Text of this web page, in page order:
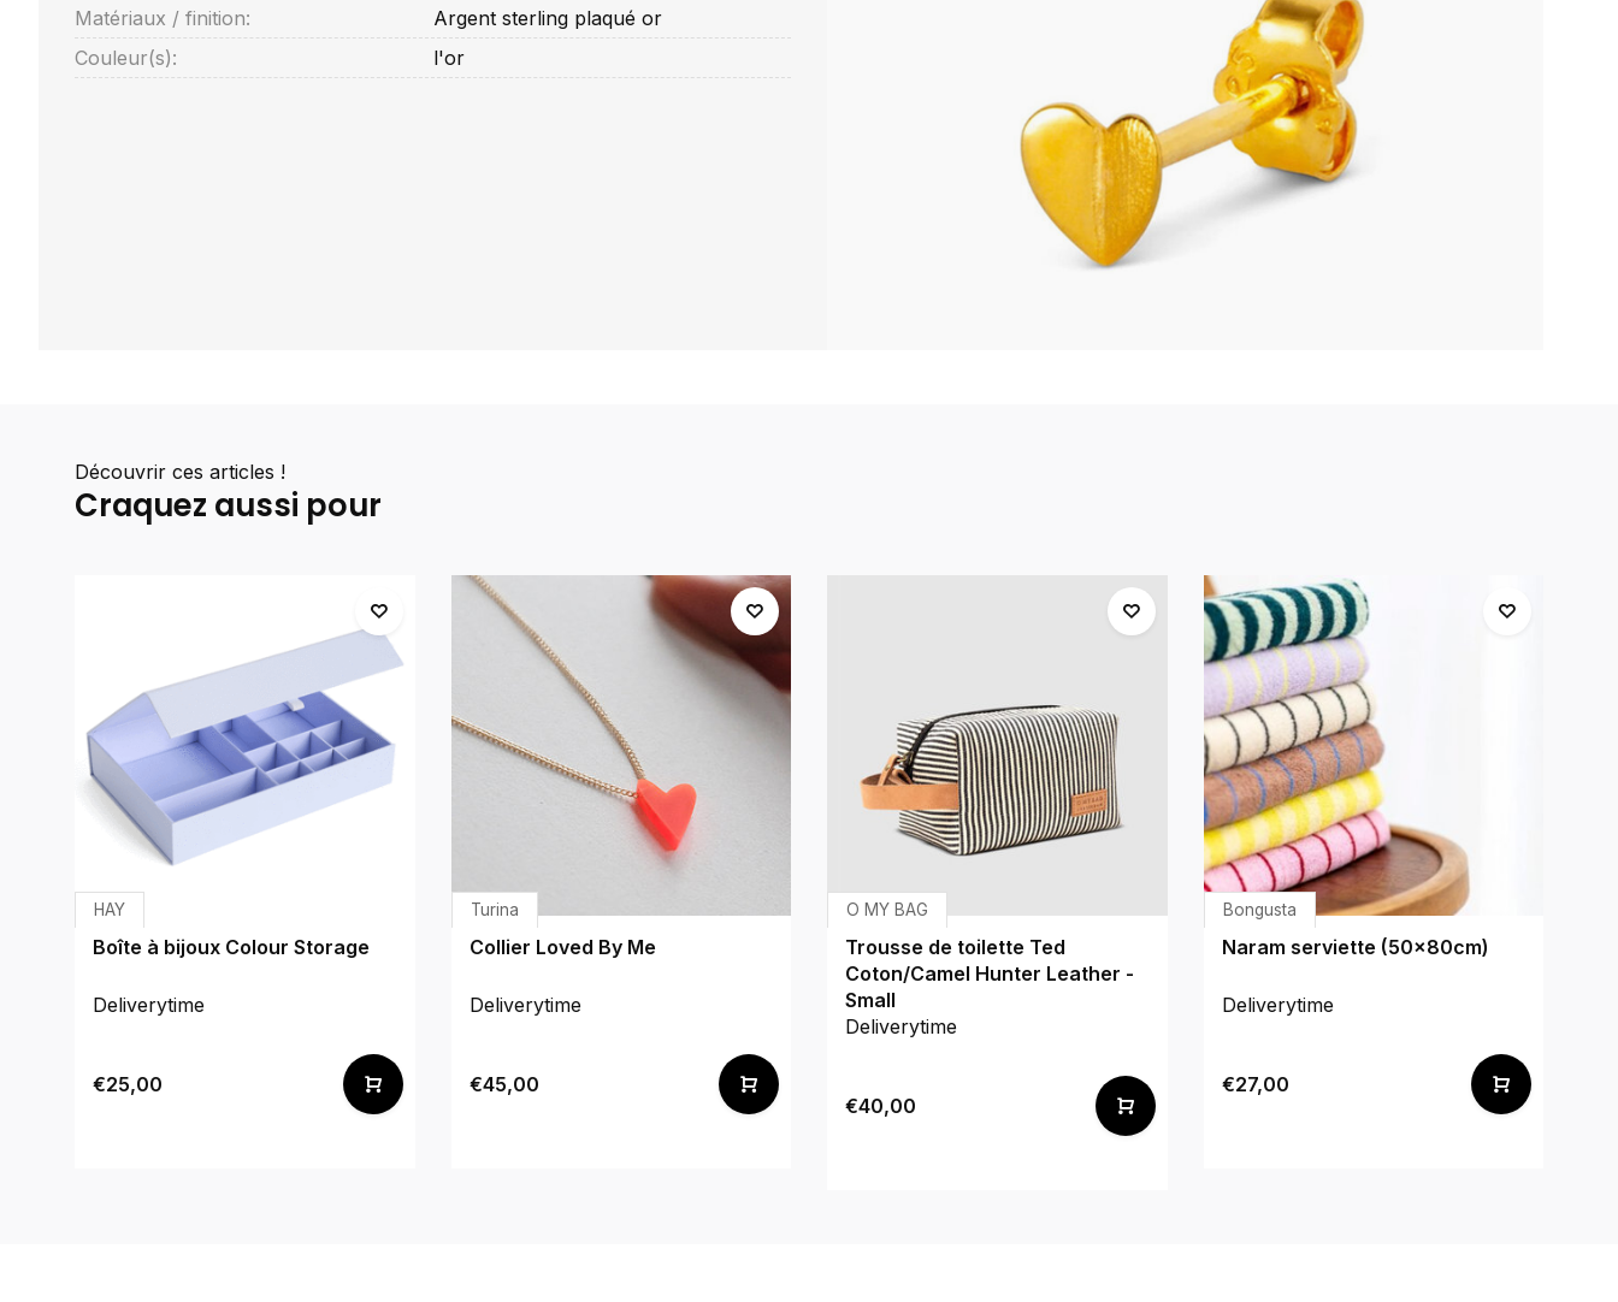
Matériaux / finition:
Argent sterling plaqué or
Couleur(s):
l'or
Découvrir ces articles !
Craquez aussi pour
HAY
Boîte à bijoux Colour Storage
Deliverytime
€25,00
Turina
Collier Loved By Me
Deliverytime
€45,00
O MY BAG
Trousse de toilette Ted
Coton/Camel Hunter Leather -
Small
Deliverytime
€40,00
Bongusta
Naram serviette (50x80cm)
Deliverytime
€27,00